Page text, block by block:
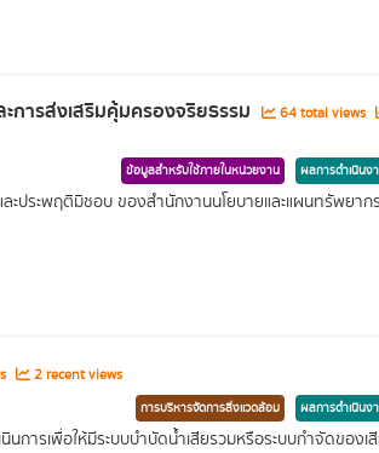
ารส่งเสริมคุ้มครองจริยธรรม 64 total views
ข้อมูลสำหรับใช้ภายในหน่วยงาน ผลการดำเนินง
ประพฤติมิชอบ ของสำนักงานนโยบายและแผนทรัพยาก
2 recent views
การบริหารจัดการสิ่งแวดล้อม ผลการดำเนินง
รเพื่อให้มีระบบบำบัดน้ำเสียรวมหรือระบบกำจัดของเ